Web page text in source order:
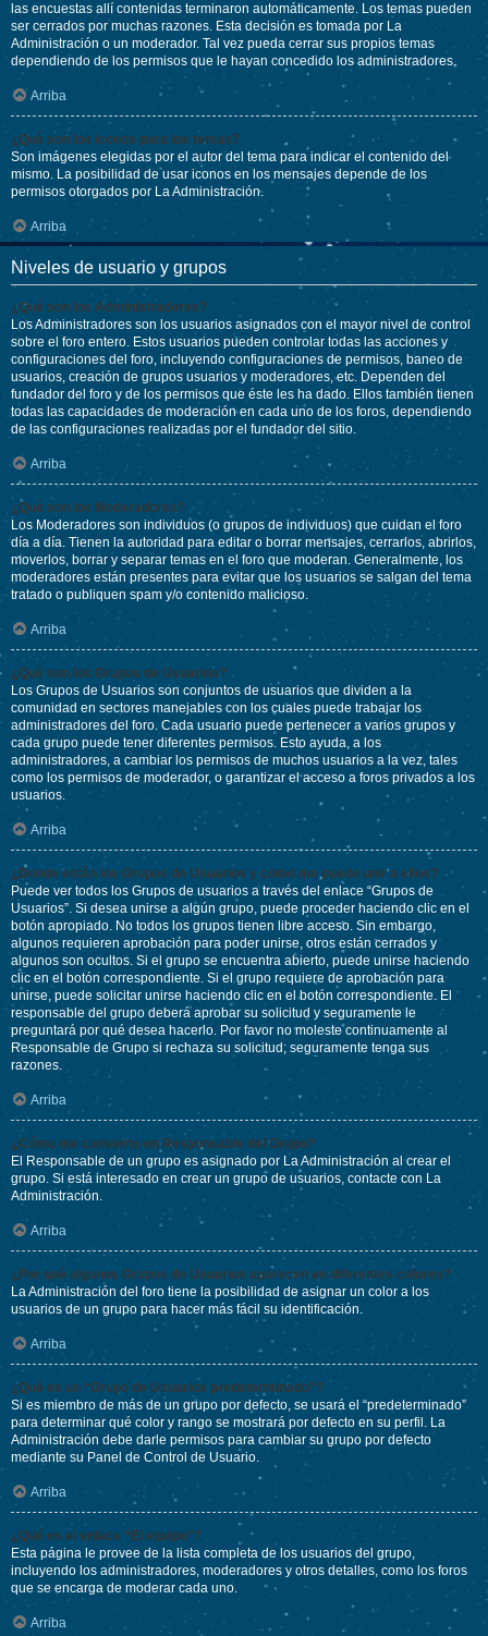
las encuestas allí contenidas terminaron automáticamente. Los temas pueden
ser cerrados por muchas razones. Esta decisión es tomada por La
Administración o un moderador. Tal vez pueda cerrar sus propios temas
dependiendo de los permisos que le hayan concedido los administradores.
Arriba
¿Qué son los iconos para los temas?
Son imágenes elegidas por el autor del tema para indicar el contenido del
mismo. La posibilidad de usar iconos en los mensajes depende de los
permisos otorgados por La Administración.
Arriba
Niveles de usuario y grupos
¿Qué son los Administradores?
Los Administradores son los usuarios asignados con el mayor nivel de control
sobre el foro entero. Estos usuarios pueden controlar todas las acciones y
configuraciones del foro, incluyendo configuraciones de permisos, baneo de
usuarios, creación de grupos usuarios y moderadores, etc. Dependen del
fundador del foro y de los permisos que éste les ha dado. Ellos también tienen
todas las capacidades de moderación en cada uno de los foros, dependiendo
de las configuraciones realizadas por el fundador del sitio.
Arriba
¿Qué son los Moderadores?
Los Moderadores son individuos (o grupos de individuos) que cuidan el foro
día a día. Tienen la autoridad para editar o borrar mensajes, cerrarlos, abrirlos,
moverlos, borrar y separar temas en el foro que moderan. Generalmente, los
moderadores están presentes para evitar que los usuarios se salgan del tema
tratado o publiquen spam y/o contenido malicioso.
Arriba
¿Qué son los Grupos de Usuarios?
Los Grupos de Usuarios son conjuntos de usuarios que dividen a la
comunidad en sectores manejables con los cuales puede trabajar los
administradores del foro. Cada usuario puede pertenecer a varios grupos y
cada grupo puede tener diferentes permisos. Esto ayuda, a los
administradores, a cambiar los permisos de muchos usuarios a la vez, tales
como los permisos de moderador, o garantizar el acceso a foros privados a los
usuarios.
Arriba
¿Donde están los Grupos de Usuarios y como me puedo unir a ellos?
Puede ver todos los Grupos de usuarios a través del enlace “Grupos de
Usuarios”. Si desea unirse a algún grupo, puede proceder haciendo clic en el
botón apropiado. No todos los grupos tienen libre acceso. Sin embargo,
algunos requieren aprobación para poder unirse, otros están cerrados y
algunos son ocultos. Si el grupo se encuentra abierto, puede unirse haciendo
clic en el botón correspondiente. Si el grupo requiere de aprobación para
unirse, puede solicitar unirse haciendo clic en el botón correspondiente. El
responsable del grupo deberá aprobar su solicitud y seguramente le
preguntará por qué desea hacerlo. Por favor no moleste continuamente al
Responsable de Grupo si rechaza su solicitud; seguramente tenga sus
razones.
Arriba
¿Cómo me convierto en Responsable del Grupo?
El Responsable de un grupo es asignado por La Administración al crear el
grupo. Si está interesado en crear un grupo de usuarios, contacte con La
Administración.
Arriba
¿Por qué algunos Grupos de Usuarios aparecen en diferentes colores?
La Administración del foro tiene la posibilidad de asignar un color a los
usuarios de un grupo para hacer más fácil su identificación.
Arriba
¿Qué es un “Grupo de Usuarios predeterminado”?
Si es miembro de más de un grupo por defecto, se usará el “predeterminado”
para determinar qué color y rango se mostrará por defecto en su perfil. La
Administración debe darle permisos para cambiar su grupo por defecto
mediante su Panel de Control de Usuario.
Arriba
¿Qué es el enlace “El equipo”?
Esta página le provee de la lista completa de los usuarios del grupo,
incluyendo los administradores, moderadores y otros detalles, como los foros
que se encarga de moderar cada uno.
Arriba